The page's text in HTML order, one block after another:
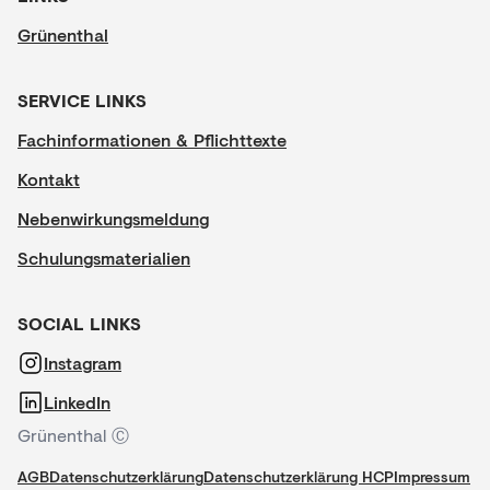
Grünenthal
SERVICE LINKS
Fachinformationen & Pflichttexte
Kontakt
Nebenwirkungsmeldung
Schulungsmaterialien
SOCIAL LINKS
Instagram
LinkedIn
Grünenthal Ⓒ
AGBDatenschutzerklärungDatenschutzerklärung HCPImpressum